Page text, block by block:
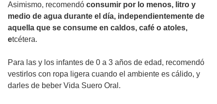
Asimismo, recomendó consumir por lo menos, litro y
medio de agua durante el día, independientemente de
aquella que se consume en caldos, café o atoles,
etcétera.
Para las y los infantes de 0 a 3 años de edad, recomendó
vestirlos con ropa ligera cuando el ambiente es cálido, y
darles de beber Vida Suero Oral.